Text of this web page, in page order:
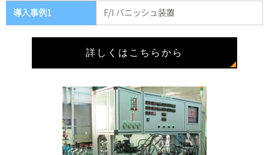
導入事例1 F/I バニッシュ装置
詳しくはこちらから